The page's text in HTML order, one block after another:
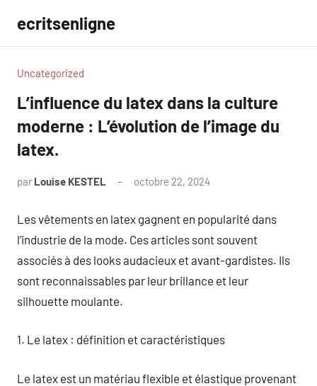
contenu
ecritsenligne
Uncategorized
L’influence du latex dans la culture
moderne : L’évolution de l’image du
latex.
par Louise KESTEL octobre 22, 2024
Les vêtements en latex gagnent en popularité dans
l’industrie de la mode. Ces articles sont souvent
associés à des looks audacieux et avant-gardistes. Ils
sont reconnaissables par leur brillance et leur
silhouette moulante.
1. Le latex : définition et caractéristiques
Le latex est un matériau flexible et élastique provenant